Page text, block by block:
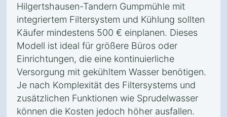
Hilgertshausen-Tandern Gumpmühle mit
integriertem Filtersystem und Kühlung sollten
Käufer mindestens 500 € einplanen. Dieses
Modell ist ideal für größere Büros oder
Einrichtungen, die eine kontinuierliche
Versorgung mit gekühltem Wasser benötigen.
Je nach Komplexität des Filtersystems und
zusätzlichen Funktionen wie Sprudelwasser
können die Kosten jedoch höher ausfallen.